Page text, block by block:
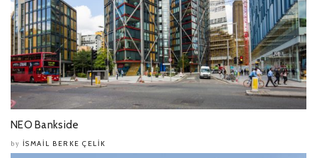
NEO Bankside
by İSMAIL BERKE ÇELIK